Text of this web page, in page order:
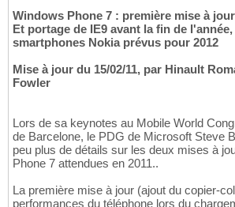
Windows Phone 7 : première mise à
Et portage de IE9 avant la fin de
smartphones Nokia prévus pour 2012
Mise à jour du 15/02/11, par Hinault
Fowler
Lors de sa keynotes au Mobile World
de Barcelone, le PDG de Microsoft Steve
peu plus de détails sur les deux mises à
Phone 7 attendues en 2011..
La première mise à jour (ajout du copier-
performances du téléphone lors du